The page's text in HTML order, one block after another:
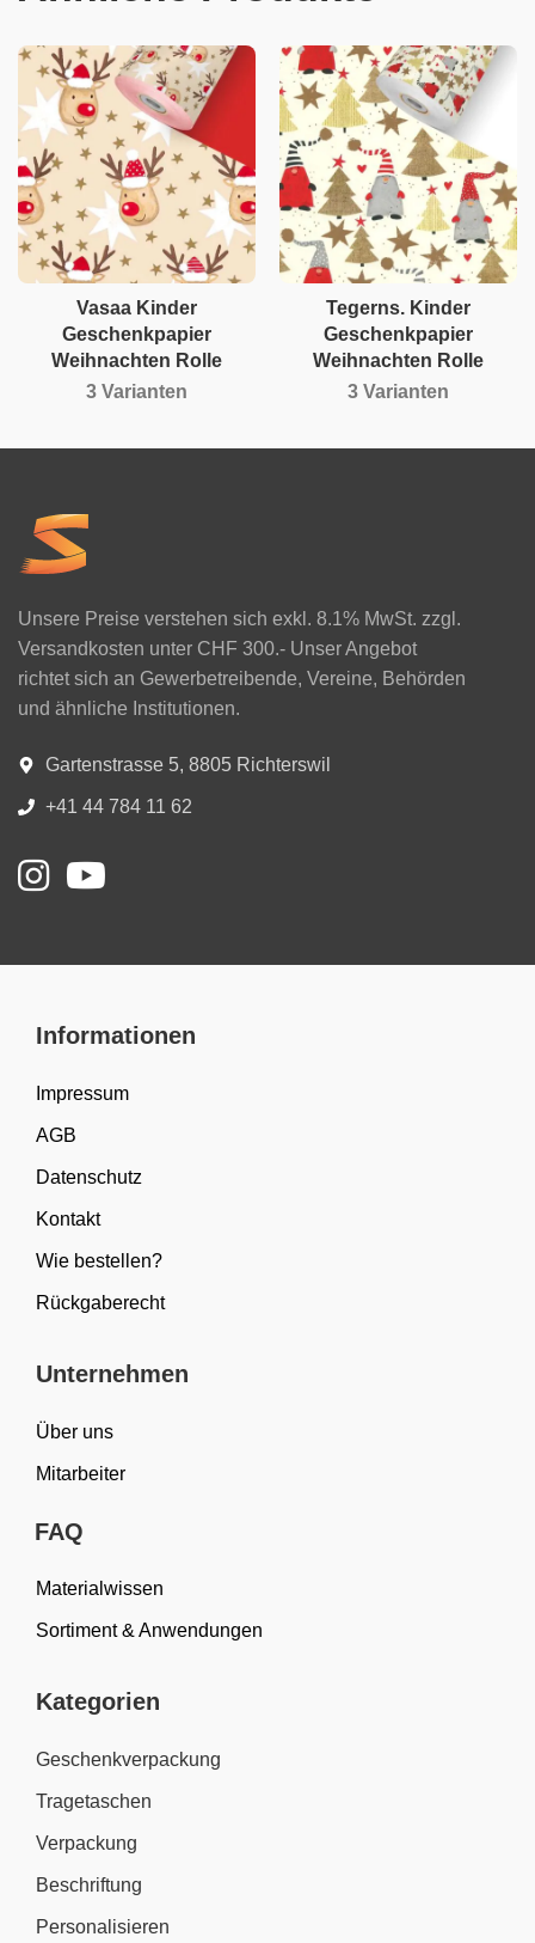
Vasaa Kinder
Geschenkpapier
Weihnachten Rolle
3 Varianten
Tegerns. Kinder
Geschenkpapier
Weihnachten Rolle
3 Varianten
Unsere Preise verstehen sich exkl. 8.1% MwSt. zzgl.
Versandkosten unter CHF 300.- Unser Angebot
richtet sich an Gewerbetreibende, Vereine, Behörden
und ähnliche Institutionen.
Gartenstrasse 5, 8805 Richterswil
+41 44 784 11 62
Informationen
Impressum
AGB
Datenschutz
Kontakt
Wie bestellen?
Rückgaberecht
Unternehmen
Über uns
Mitarbeiter
FAQ
Materialwissen
Sortiment & Anwendungen
Kategorien
Geschenkverpackung
Tragetaschen
Verpackung
Beschriftung
Personalisieren